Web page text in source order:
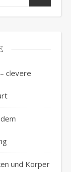
clevere
und Körper